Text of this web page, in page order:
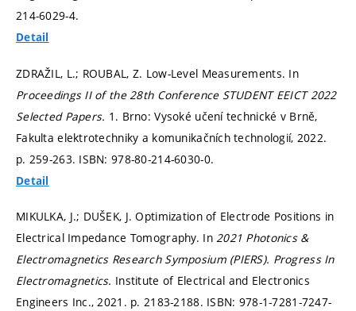
214-6029-4.
Detail
ZDRAŽIL, L.; ROUBAL, Z. Low-Level Measurements. In
Proceedings II of the 28th Conference STUDENT EEICT 2022
Selected Papers. 1. Brno: Vysoké učení technické v Brně,
Fakulta elektrotechniky a komunikačních technologií, 2022.
p. 259-263. ISBN: 978-80-214-6030-0.
Detail
MIKULKA, J.; DUŠEK, J. Optimization of Electrode Positions in
Electrical Impedance Tomography. In2021 Photonics &
Electromagnetics Research Symposium (PIERS). Progress In
Electromagnetics. Institute of Electrical and Electronics
Engineers Inc., 2021. p. 2183-2188. ISBN: 978-1-7281-7247-